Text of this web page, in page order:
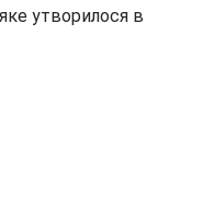
утворилося в